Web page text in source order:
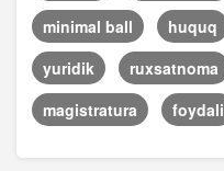
minimal ball
huquq
yuridik
ruxsatnoma
magistratura
foydali